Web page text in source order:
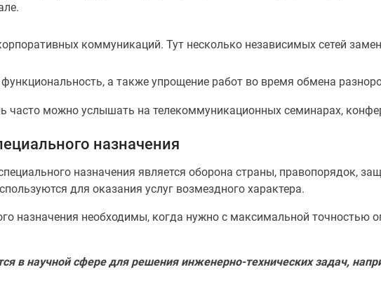
коммуникаций. Тут несколько независимых сетей
а также упрощение работ во время обмена
часто можно услышать на телекоммуникационных семинарах,
назначения
назначения является оборона страны, правопорядок,
для оказания услуг возмездного характера.
назначения необходимы, когда нужно с максимальной точностью
в научной сфере для решения инженерно-технических задач,